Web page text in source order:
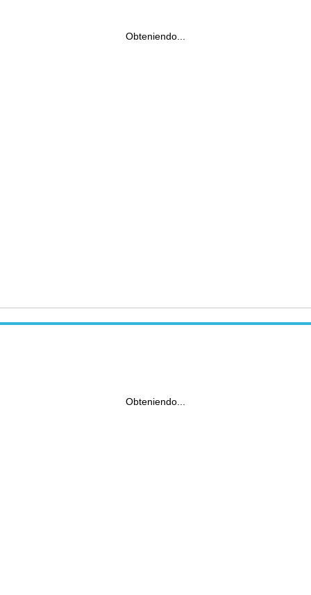
Obteniendo...
Obteniendo...